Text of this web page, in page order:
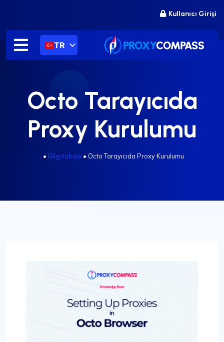
Kullanıcı Girişi
TR
Octo Tarayıcıda
Proxy Kurulumu
• Bilgi tabanı • Octo Tarayıcıda Proxy Kurulumu